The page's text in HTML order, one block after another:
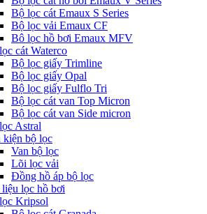
Bộ lọc cát Emaux S Series
Bộ lọc vải Emaux CF
Bô lọc hồ bơi Emaux MFV
cát Waterco
Bộ lọc giấy Trimline
Bộ lọc giấy Opal
Bộ lọc giấy Fulflo Tri
Bộ lọc cát van Top Micron
Bộ lọc cát van Side micron
Astral
kiện bộ lọc
Van bộ lọc
Lõi lọc vải
Đồng hồ áp bộ lọc
lọc hồ bơi
Kripsol